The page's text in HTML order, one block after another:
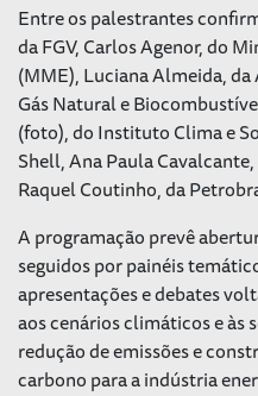
Entre os palestrantes
da FGV, Carlos Agenor, do
(MME), Luciana Almeida,
Gás Natural e
(foto), do Instituto Clima e
Shell, Ana Paula
Raquel Coutinho, da
A programação prevê
seguidos por painéis
apresentações e debates
aos cenários climáticos e às
redução de emissões e
carbono para a indústria